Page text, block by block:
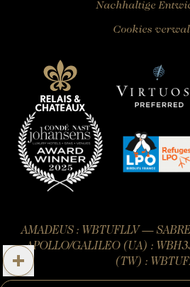
Nachhaltige
Cookies
AMADEUS : WBTUFLLV —
APOLLO/GALILEO (UA) :
(TW) :